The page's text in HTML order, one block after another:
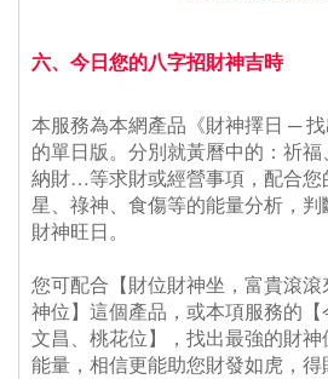
六、今日您的八字招財神吉時
本服務為本網產品《財神擇日 ─ 找
的單日版。分別就黃曆中的：祈福
納財…等求財或經營事項，配合
星、祿神、食傷等的能量分析，
財神旺日。
您可配合【財位財神坐，富貴滾
神位】這個產品，或本項服務的【
文昌、桃花位】，找出最強的財
能量，相信更能助您財發如虎，得